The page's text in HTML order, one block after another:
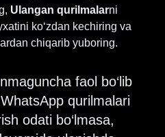
Ulangan qurilmalarni
ko‘zdan kechiring va
chiqarib yuboring.
faol bo‘lib
qurilmalari
odati bo‘lmasa,